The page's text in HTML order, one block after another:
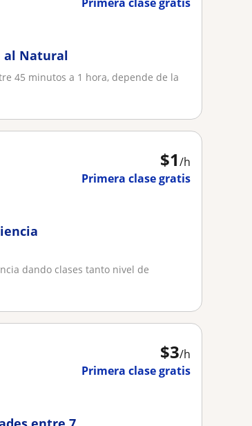
al Natural
45 minutos a 1 hora, depende de la
$1/h
Primera clase gratis
dando clases tanto nivel de
$3/h
Primera clase gratis